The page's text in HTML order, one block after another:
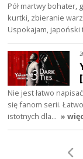
Pół martwy bohater,
kurtki, zbieranie
Uspokajam, japoński
Nie jest łatwo
się fanom serii.
istotnych dla… »